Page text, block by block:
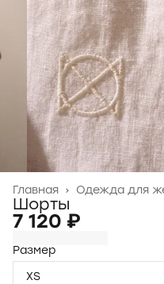
Одежда для
Главная ›
Шорты
7 120 ₽
Размер
XS